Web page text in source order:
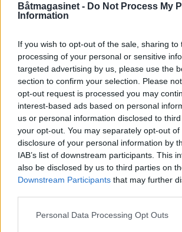
Båtmagasinet - Do Not Process My
Information
If you wish to opt-out of the sale, sharing to
processing of your personal or sensitive
targeted advertising by us, please use the
section to confirm your selection. Please
opt-out request is processed you may
interest-based ads based on personal
us or personal information disclosed to
your opt-out. You may separately opt-out
disclosure of your personal information by
IAB’s list of downstream participants. This
also be disclosed by us to third parties on
Downstream Participants that may further
Personal Data Processing Opt Outs